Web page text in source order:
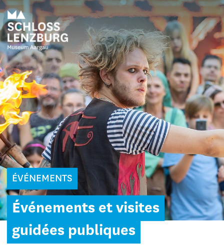
ÉVÉNEMENTS
Événements et visites
guidées publiques